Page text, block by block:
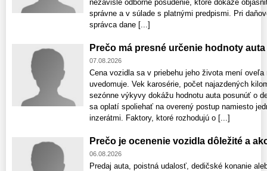
nezávislé odborné posúdenie, ktoré dokáže
správne a v súlade s platnými predpismi. Pri
správca dane [...]
Prečo má presné určenie hodnoty
07.08.2026
Cena vozidla sa v priebehu jeho života mení
uvedomuje. Vek karosérie, počet najazdených
sezónne výkyvy dokážu hodnotu auta posunúť o
sa oplatí spoliehať na overený postup namiesto
inzerátmi. Faktory, ktoré rozhodujú o [...]
Prečo je ocenenie vozidla dôležité a
06.08.2026
Predaj auta, poistná udalosť, dedičské konanie